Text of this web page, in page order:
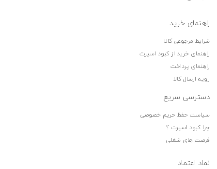
راهنمای خرید
شرایط مرجوعی کالا
راهنمای خرید از کبود اسپرت
راهنمای پرداخت
رویه ارسال کالا
دسترسی سریع
سیاست حفظ حریم خصوصی
چرا کبود اسپرت ؟
فرصت های شغلی
نماد اعتماد